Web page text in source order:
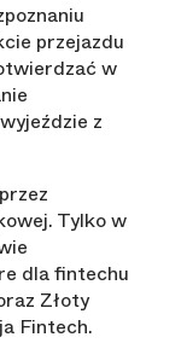
przejazdu
w
z
Tylko w
dla fintechu
Złoty
Fintech.